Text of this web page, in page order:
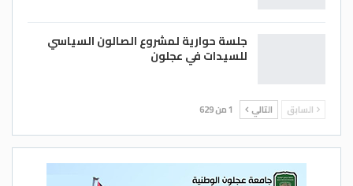
جلسة حوارية لمشروع الصالون السياسي
للسيدات في عجلون
السابق التالي 1 من 629